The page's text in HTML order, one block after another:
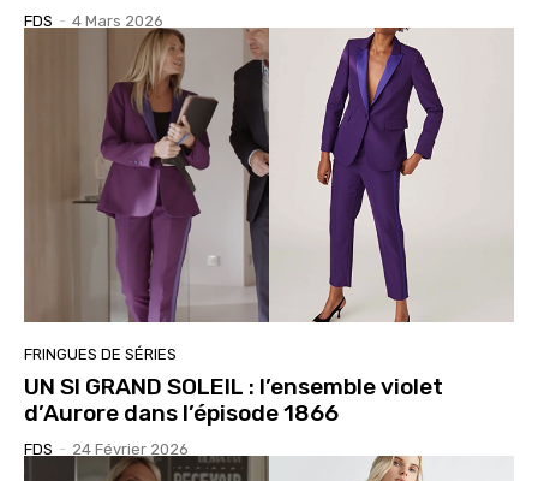
FDS - 4 Mars 2026
FRINGUES DE SÉRIES
UN SI GRAND SOLEIL : l’ensemble violet
d’Aurore dans l’épisode 1866
FDS - 24 Février 2026